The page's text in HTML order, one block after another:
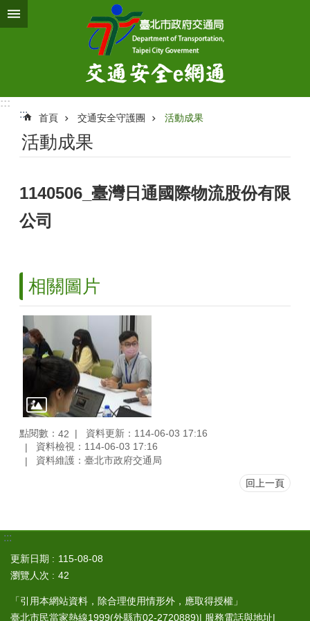
跳到主要內容區塊
:::
:::
首頁 交通安全守護團 活動成果
活動成果
1140506_臺灣日通國際物流股份有限
公司
相關圖片
點閱數： 42
資料更新：114-06-03 17:16
資料檢視：114-06-03 17:16
資料維護：臺北市政府交通局
回上一頁
:::
更新日期
115-08-08
瀏覽人次
42
「引用本網站資料，除合理使用情形外，應取得授權」
臺北市民當家熱線1999(外縣市02-2720889)| 服務電話與地址|